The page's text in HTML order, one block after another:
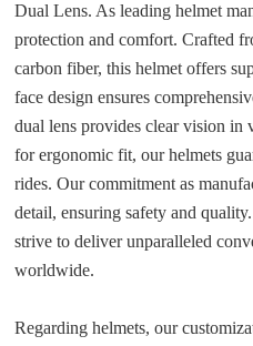
Dual Lens. As leading helmet
protection and comfort. Crafted
carbon fiber, this helmet offers
face design ensures
dual lens provides clear vision in
for ergonomic fit, our helmets
rides. Our commitment as
detail, ensuring safety and
strive to deliver unparalleled
worldwide.
Regarding helmets, our